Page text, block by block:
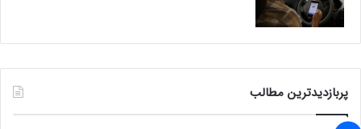
پربازدیدترین مطالب